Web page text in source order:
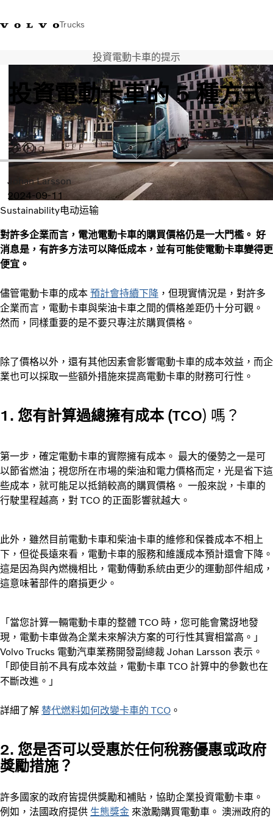
Trucks
售服專線 3713 1788Volvo Trucks 商店
運輸解決方案
貨車
服務
尋找經銷商
News
關於我們
聯絡我們
IAL 電子報
下載專區
投資電動卡車的提示
投資電動卡車的 5 種方式
Johan Larsson
2024-09-11
Sustainability电动运输
對許多企業而言，電池電動卡車的購買價格仍是一大門檻。 好
消息是，有許多方法可以降低成本，並有可能使電動卡車變得更
便宜。
儘管電動卡車的成本 預計會持續下降 ，但現實情況是，對許多
企業而言，電動卡車與柴油卡車之間的價格差距仍十分可觀。
然而，同樣重要的是不要只專注於購買價格。
除了價格以外，還有其他因素會影響電動卡車的成本效益，而企
業也可以採取一些額外措施來提高電動卡車的財務可行性。
1. 您有計算過總擁有成本 (TCO) 嗎？
第一步，確定電動卡車的實際擁有成本。 最大的優勢之一是可
以節省燃油；視您所在市場的柴油和電力價格而定，光是省下這
些成本，就可能足以抵銷較高的購買價格。 一般來說，卡車的
行駛里程越高，對 TCO 的正面影響就越大。
此外，雖然目前電動卡車和柴油卡車的維修和保養成本不相上
下，但從長遠來看，電動卡車的服務和維護成本預計還會下降。
這是因為與內燃機相比，電動傳動系統由更少的運動部件組成，
這意味著部件的磨損更少。
「當您計算一輛電動卡車的整體 TCO 時，您可能會驚訝地發
現，電動卡車做為企業未來解決方案的可行性其實相當高。」
Volvo Trucks 電動汽車業務開發副總裁 Johan Larsson 表示。
「即使目前不具有成本效益，電動卡車 TCO 計算中的參數也在
不斷改進。」
詳細了解 替代燃料如何改變卡車的 TCO 。
2. 您是否可以受惠於任何稅務優惠或政府
獎勵措施？
許多國家的政府皆提供獎勵和補貼，協助企業投資電動卡車。
例如，法國政府提供 生態獎金 來激勵購買電動車。 澳洲政府的